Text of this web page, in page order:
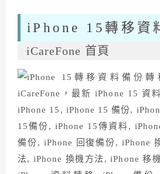
iPhone 15轉移資
iCareFone 首頁